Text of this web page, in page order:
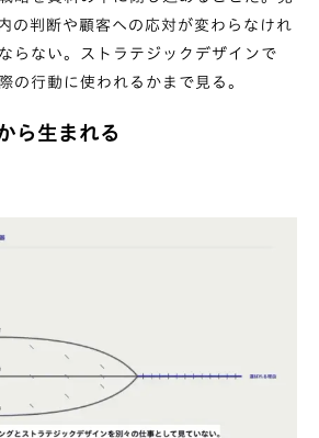
の判断や顧客への応対が変わらなけれ
らない。ストラテジックデザインで
の行動に使われるかまで見る。
ら生まれる